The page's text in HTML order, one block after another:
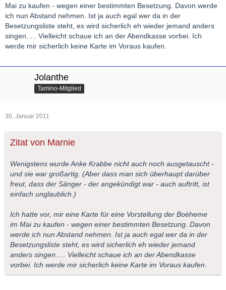
Mai zu kaufen - wegen einer bestimmten Besetzung. Davon werde
ich nun Abstand nehmen. Ist ja auch egal wer da in der
Besetzungsliste steht, es wird sicherlich eh wieder jemand anders
singen..... Vielleicht schaue ich an der Abendkasse vorbei. Ich
werde mir sicherlich keine Karte im Voraus kaufen.
Jolanthe
Tamino-Mitglied
30. Januar 2011
Zitat von Marnie
Wenigstens wurde Anke Krabbe nicht auch noch ausgetauscht -
und sie war großartig. (Aber dass man sich überhaupt darüber
freut, dass der Sänger - der angekündigt war - auch auftritt, ist
einfach unglaublich.)
Ich hatte vor, mir eine Karte für eine Vorstellung der Boèheme
im Mai zu kaufen - wegen einer bestimmten Besetzung. Davon
werde ich nun Abstand nehmen. Ist ja auch egal wer da in der
Besetzungsliste steht, es wird sicherlich eh wieder jemand
anders singen..... Vielleicht schaue ich an der Abendkasse
vorbei. Ich werde mir sicherlich keine Karte im Voraus kaufen.